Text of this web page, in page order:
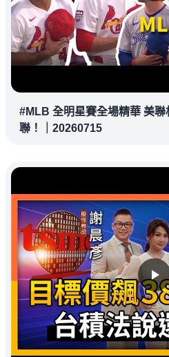
#MLB 全明星賽全場精華 美聯
聯！｜20260715